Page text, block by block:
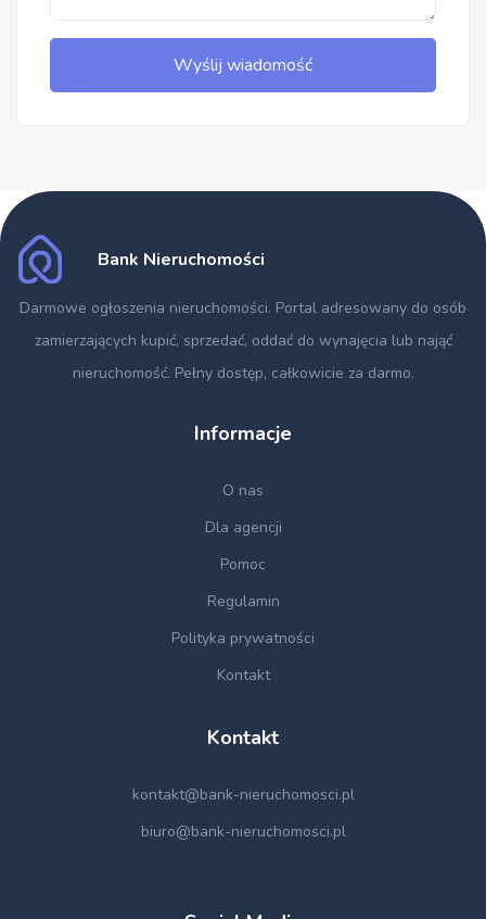
Wyślij wiadomość
Bank Nieruchomości
Darmowe ogłoszenia nieruchomości. Portal adresowany do osób
zamierzających kupić, sprzedać, oddać do wynajęcia lub nająć
nieruchomość. Pełny dostęp, całkowicie za darmo.
Informacje
O nas
Dla agencji
Pomoc
Regulamin
Polityka prywatności
Kontakt
Kontakt
kontakt@bank-nieruchomosci.pl
biuro@bank-nieruchomosci.pl